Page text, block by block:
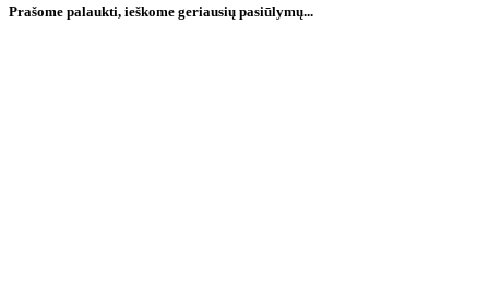
Prašome palaukti, ieškome geriausių pasiūlymų...